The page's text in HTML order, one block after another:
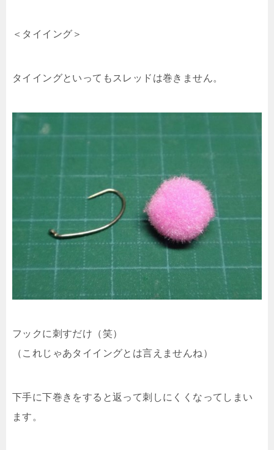
＜タイイング＞
タイイングといってもスレッドは巻きません。
フックに刺すだけ（笑）
（これじゃあタイイングとは言えませんね）
下手に下巻きをすると返って刺しにくくなってしまい
ます。